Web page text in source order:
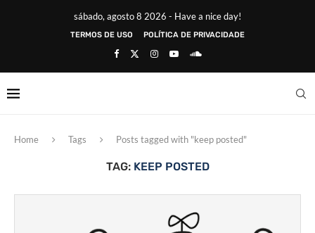
sábado, agosto 8 2026 - Have a nice day!
TERMOS DE USO POLÍTICA DE PRIVACIDADE
Home Tags Posts tagged with "keep posted"
TAG: KEEP POSTED